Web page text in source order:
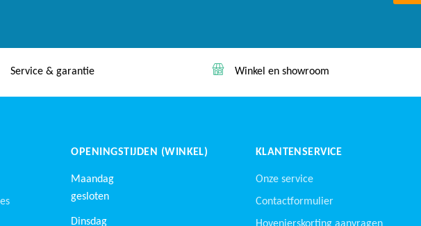
Winkel en showroom Lage prijs garantie!
OPENINGSTIJDEN (WINKEL)
Maandag
gesloten
Dinsdag
KLANTENSERVICE
Onze service
Contactformulier